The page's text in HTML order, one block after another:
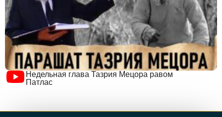
Недельная глава Тазрия Мецора равом
Патлас